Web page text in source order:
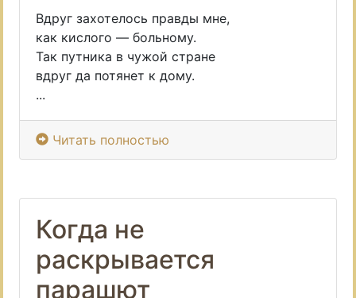
Вдруг захотелось правды мне,
как кислого — больному.
Так путника в чужой стране
вдруг да потянет к дому.
...
Читать полностью
Когда не
раскрывается
парашют